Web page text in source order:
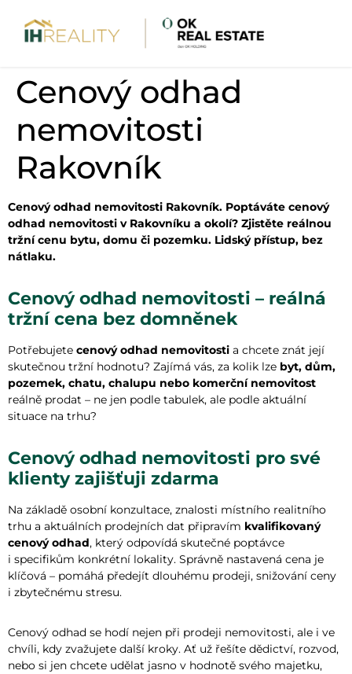
Cenový odhad
nemovitosti
Rakovník
Cenový odhad nemovitosti Rakovník. Poptáváte cenový
odhad nemovitosti v Rakovníku a okolí? Zjistěte reálnou
tržní cenu bytu, domu či pozemku. Lidský přístup, bez
nátlaku.
Cenový odhad nemovitosti – reálná
tržní cena bez domněnek
Potřebujete cenový odhad nemovitosti a chcete znát její
skutečnou tržní hodnotu? Zajímá vás, za kolik lze byt, dům,
pozemek, chatu, chalupu nebo komerční nemovitost
reálně prodat – ne jen podle tabulek, ale podle aktuální
situace na trhu?
Cenový odhad nemovitosti pro své
klienty zajišťuji zdarma
Na základě osobní konzultace, znalosti místního realitního
trhu a aktuálních prodejních dat připravím kvalifikovaný
cenový odhad, který odpovídá skutečné poptávce
i specifikům konkrétní lokality. Správně nastavená cena je
klíčová – pomáhá předejít dlouhému prodeji, snižování ceny
i zbytečnému stresu.
Cenový odhad se hodí nejen při prodeji nemovitosti, ale i ve
chvíli, kdy zvažujete další kroky. Ať už řešíte dědictví, rozvod,
nebo si jen chcete udělat jasno v hodnotě svého majetku,